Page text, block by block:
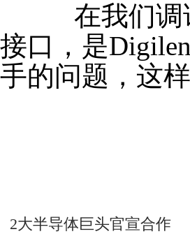
在我们调试
接口，是
手的问题，这
2大半导体巨头官宣合作